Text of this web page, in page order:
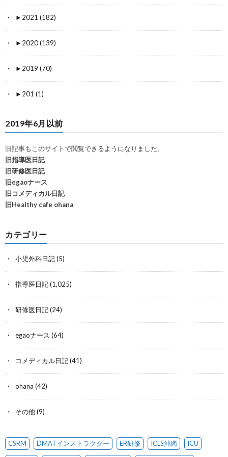
► 2021 (182)
► 2020 (139)
► 2019 (70)
► 201 (1)
2019年6月以前
旧記事もこのサイトで閲覧できるようになりました。
旧指導医日記
旧研修医日記
旧egaoナース
旧コメディカル日記
旧Healthy cafe ohana
カテゴリー
小児外科日記(5)
指導医日記(1,025)
研修医日記(24)
egaoナース (64)
コメディカル日記(41)
ohana (42)
その他(9)
CSRM DMATインストラクター ER研修 ICLS沖縄 ICU